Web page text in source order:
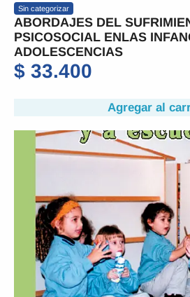
Sin categorizar
ABORDAJES DEL
PSICOSOCIAL ENLAS
ADOLESCENCIAS
$ 33.400
Agregar al